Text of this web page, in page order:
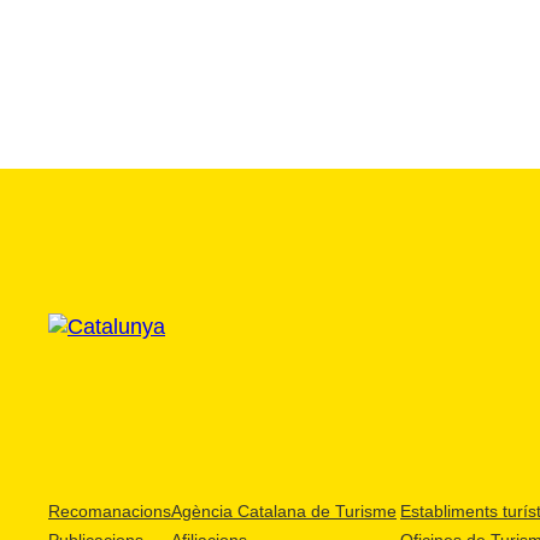
RecomanacionsAgència Catalana de Turisme Establiments